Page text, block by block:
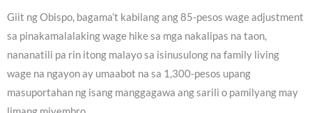
Giit ng Obispo, bagama’t kabilang ang 85-pesos wage adjustment
sa pinakamalalaking wage hike sa mga nakalipas na taon,
nananatili pa rin itong malayo sa isinusulong na family living
wage na ngayon ay umaabot na sa 1,300-pesos upang
masuportahan ng isang manggagawa ang sarili o pamilyang may